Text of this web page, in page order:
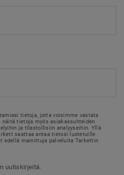
tietoja, jotta voisimme vastata
tietoja myös asiakassuhteiden
ja tilastollisiin analyyseihin. Yllä
saattaa antaa tietosi luotetuille
edellä mainittuja palveluita Tarkettin
uutiskirjeitä.